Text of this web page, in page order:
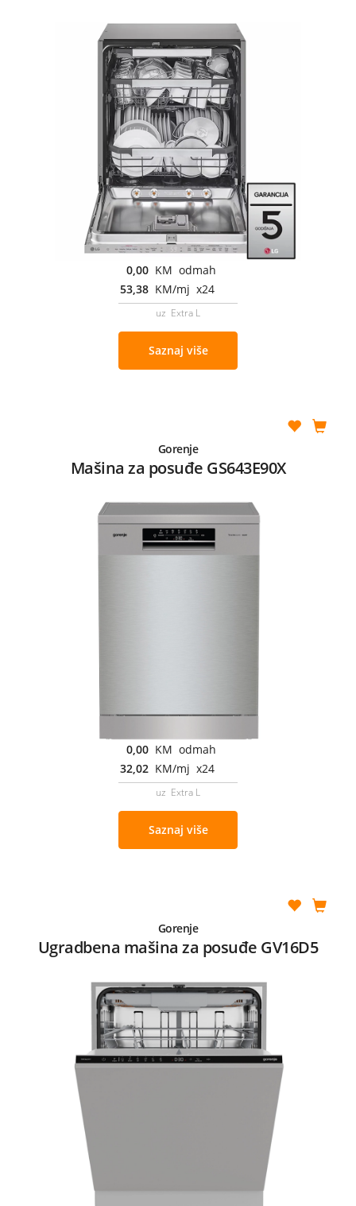
0,00 KM odmah
53,38 KM/mj x24
uz Extra L
Saznaj više
Gorenje
Mašina za posuđe GS643E90X
0,00 KM odmah
32,02 KM/mj x24
uz Extra L
Saznaj više
Gorenje
Ugradbena mašina za posuđe GV16D5